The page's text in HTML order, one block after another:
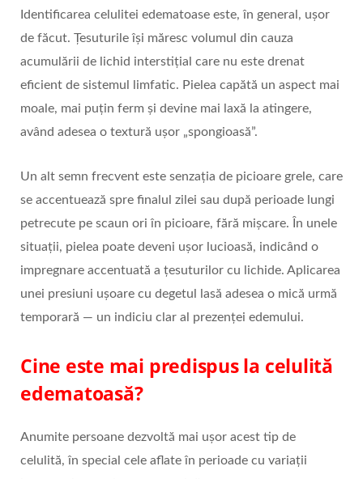
Identificarea celulitei edematoase este, în general, ușor
de făcut. Țesuturile își măresc volumul din cauza
acumulării de lichid interstițial care nu este drenat
eficient de sistemul limfatic. Pielea capătă un aspect mai
moale, mai puțin ferm și devine mai laxă la atingere,
având adesea o textură ușor „spongioasă”.
Un alt semn frecvent este senzația de picioare grele, care
se accentuează spre finalul zilei sau după perioade lungi
petrecute pe scaun ori în picioare, fără mișcare. În unele
situații, pielea poate deveni ușor lucioasă, indicând o
impregnare accentuată a țesuturilor cu lichide. Aplicarea
unei presiuni ușoare cu degetul lasă adesea o mică urmă
temporară — un indiciu clar al prezenței edemului.
Cine este mai predispus la celulită
edematoasă?
Anumite persoane dezvoltă mai ușor acest tip de
celulită, în special cele aflate în perioade cu variații